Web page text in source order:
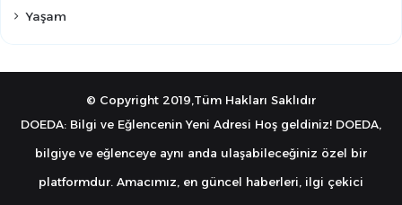
Yaşam
© Copyright 2019,Tüm Hakları Saklıdır
DOEDA: Bilgi ve Eğlencenin Yeni Adresi Hoş geldiniz! DOEDA,
bilgiye ve eğlenceye aynı anda ulaşabileceğiniz özel bir
platformdur. Amacımız, en güncel haberleri, ilgi çekici